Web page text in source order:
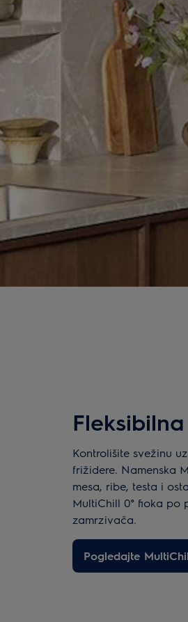
Kontrolišite svežinu
frižidere. Namenska
mesa, ribe, testa i
MultiChill 0° fioka po
zamrzivača.
Pogledajte